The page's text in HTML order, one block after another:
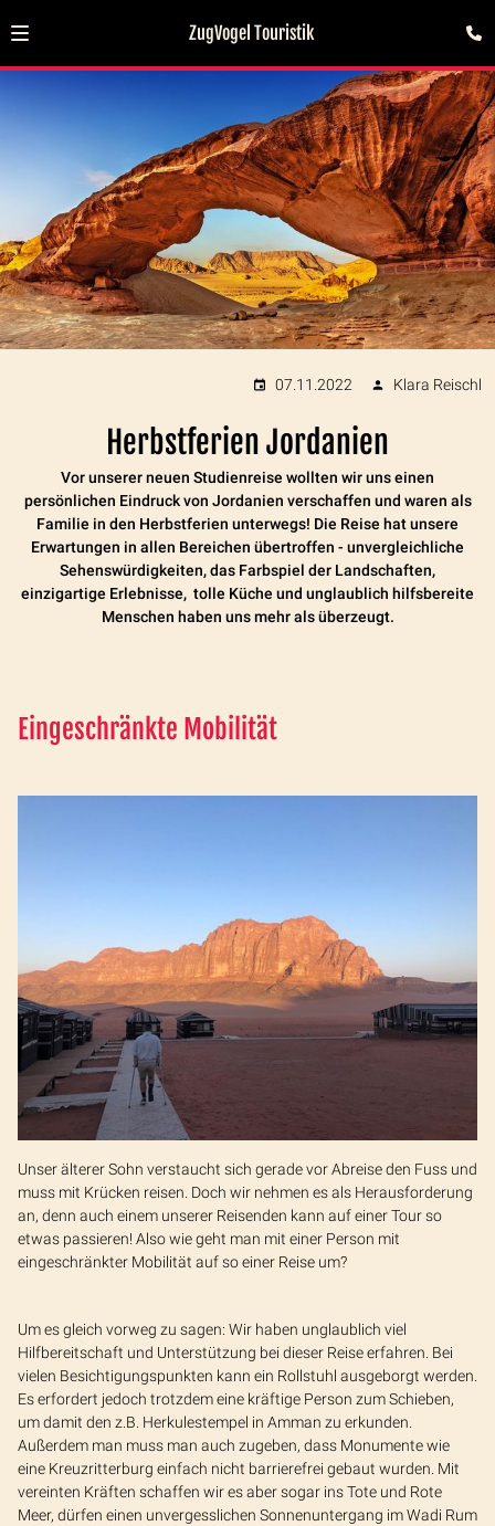
ZugVogel Touristik
07.11.2022 Klara Reischl
Herbstferien Jordanien
Vor unserer neuen Studienreise wollten wir uns einen
persönlichen Eindruck von Jordanien verschaffen und waren als
Familie in den Herbstferien unterwegs! Die Reise hat unsere
Erwartungen in allen Bereichen übertroffen - unvergleichliche
Sehenswürdigkeiten, das Farbspiel der Landschaften,
einzigartige Erlebnisse, tolle Küche und unglaublich hilfsbereite
Menschen haben uns mehr als überzeugt.
Eingeschränkte Mobilität
Unser älterer Sohn verstaucht sich gerade vor Abreise den Fuss und
muss mit Krücken reisen. Doch wir nehmen es als Herausforderung
an, denn auch einem unserer Reisenden kann auf einer Tour so
etwas passieren! Also wie geht man mit einer Person mit
eingeschränkter Mobilität auf so einer Reise um?
Um es gleich vorweg zu sagen: Wir haben unglaublich viel
Hilfbereitschaft und Unterstützung bei dieser Reise erfahren. Bei
vielen Besichtigungspunkten kann ein Rollstuhl ausgeborgt werden.
Es erfordert jedoch trotzdem eine kräftige Person zum Schieben,
um damit den z.B. Herkulestempel in Amman zu erkunden.
Außerdem man muss man auch zugeben, dass Monumente wie
eine Kreuzritterburg einfach nicht barrierefrei gebaut wurden. Mit
vereinten Kräften schaffen wir es aber sogar ins Tote und Rote
Meer, dürfen einen unvergesslichen Sonnenuntergang im Wadi Rum